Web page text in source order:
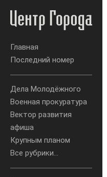
Главная
Последний номер
Дела Молодёжного
Военная прокуратура
Вектор развития
афиша
Крупным планом
Все рубрики...